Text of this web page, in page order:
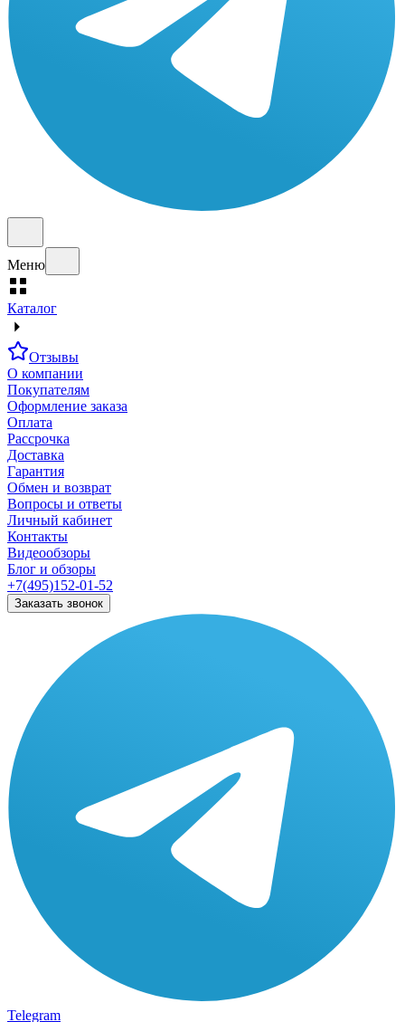
Меню
Каталог
Отзывы
О компании
Покупателям
Оформление заказа
Оплата
Рассрочка
Доставка
Гарантия
Обмен и возврат
Вопросы и ответы
Личный кабинет
Контакты
Видеообзоры
Блог и обзоры
+7(495)152-01-52
Заказать звонок
Telegram